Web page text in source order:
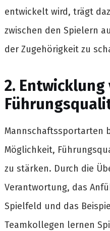
entwickelt wird, trägt
zwischen den Spielern
der Zugehörigkeit zu
2. Entwicklung
Mannschaftssportarten
Möglichkeit,
zu stärken. Durch die
Verantwortung, das
Spielfeld und das
Teamkollegen lernen